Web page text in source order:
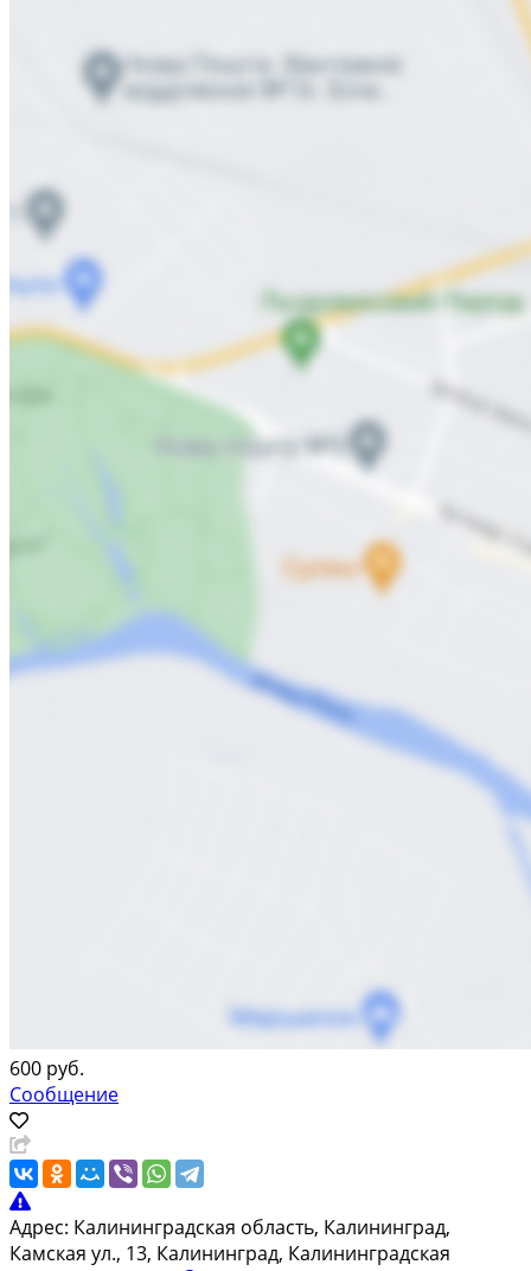
600 руб.
Сообщение
Адрес: Калининградская область, Калининград,
Камская ул., 13, Калининград, Калининградская